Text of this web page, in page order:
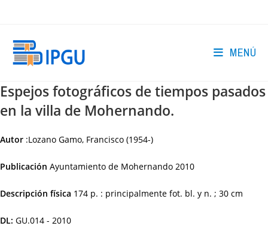
MENÚ
Espejos fotográficos de tiempos pasados
en la villa de Mohernando.
Autor :Lozano Gamo, Francisco (1954-)
Publicación Ayuntamiento de Mohernando 2010
Descripción física 174 p. : principalmente fot. bl. y n. ; 30 cm
DL: GU.014 - 2010